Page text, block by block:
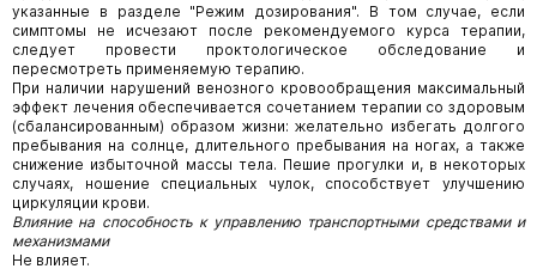
указанные в разделе "Режим дозирования". В том случае, если
симптомы не исчезают после рекомендуемого курса терапии,
следует провести проктологическое обследование и
пересмотреть применяемую терапию.
При наличии нарушений венозного кровообращения максимальный
эффект лечения обеспечивается сочетанием терапии со здоровым
(сбалансированным) образом жизни: желательно избегать долгого
пребывания на солнце, длительного пребывания на ногах, а также
снижение избыточной массы тела. Пешие прогулки и, в некоторых
случаях, ношение специальных чулок, способствует улучшению
циркуляции крови.
Влияние на способность к управлению транспортными средствами и
механизмами
Не влияет.